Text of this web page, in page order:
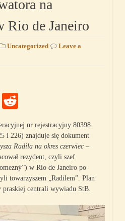
na
Rio de Janeiro
Uncategorized
Leave a
WhatsApp
nr rejestracyjny 80398
i 226) znajduje się dokument
Radila na okres czerwiec –
rezydent, czyli szef
w Rio de Janeiro po
towarzyszem „Radilem”. Plan
praskiej centrali wywiadu StB.